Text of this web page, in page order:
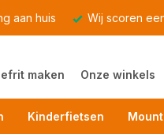
aan huis Wij scoren
maken Onze winkels
Kinderfietsen